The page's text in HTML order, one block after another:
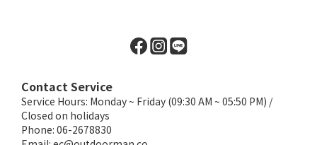
Contact Service
Service Hours: Monday ~ Friday (09:30 AM ~ 05:50 PM) /
Closed on holidays
Phone: 06-2678830